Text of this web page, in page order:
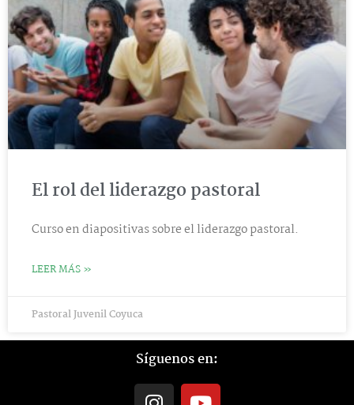
El rol del liderazgo pastoral
Curso en diapositivas sobre el liderazgo pastoral.
LEER MÁS »
Pastoral Juvenil Coyuca
Síguenos en:
I Y